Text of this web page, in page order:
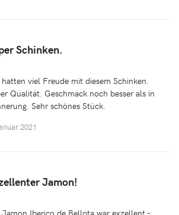
Schinken.
viel Freude mit diesem Schinken.
Qualität. Geschmack noch besser als in
Sehr schönes Stück.
2021
Jamon!
Jamon Iberico de Bellota war exzellent -